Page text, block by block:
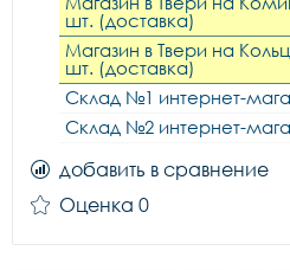
шт. (доставка)
Магазин в Твери на
шт. (доставка)
Склад №1 интернет-
Склад №2 интернет-
добавить в сравнение
Оценка 0